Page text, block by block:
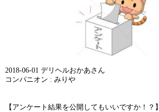
2018-06-01 デリヘルおかあさん
コンパニオン : みりや
【アンケート結果を公開してもいいですか！？】